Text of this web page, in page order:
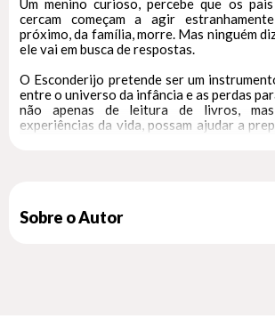
Um menino curioso, percebe que os
cercam começam a agir
próximo, da família, morre. Mas ninguém
ele vai em busca de respostas.
O Esconderijo pretende ser um
entre o universo da infância e as perdas
não apenas de leitura de livros,
experiências da vida, possam ajudar a
E o projeto gráfico permite ainda a
leitor, que não apenas vira as páginas,
Sobre o Autor